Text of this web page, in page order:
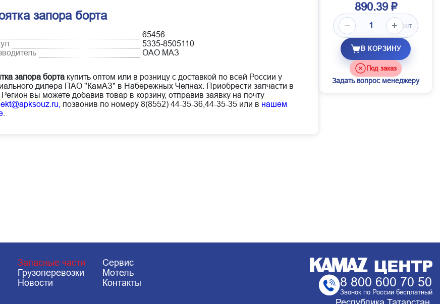
запора борта
65456
5335-8505110
ОАО МАЗ
запора борта купить оптом или в розницу с доставкой по всей России у
дилера ПАО "КамАЗ" в Набережных Челнах. Приобрести запчасти в
вы можете добавив товар в корзину, отправив заявку на почту
позвонив по номеру 8(8552) 44-35-36,44-35-35 или в нашем
890.39 ₽
шт.
В КОРЗИНУ
Под заказ
Задать вопрос менеджеру
Запасные части
Сервис
Грузоперевозки
Мотель
Новости Контакты 8 800 600 70 50
Звонок по России бесплатный